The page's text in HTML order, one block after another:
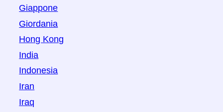
Giappone
Giordania
Hong Kong
India
Indonesia
Iran
Iraq